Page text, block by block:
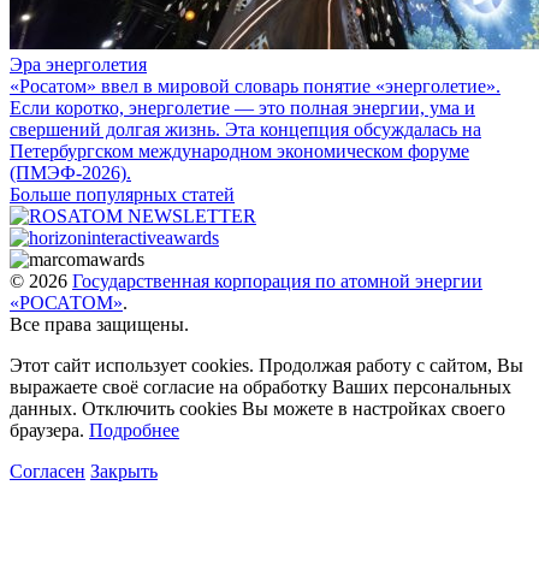
Эра энерголетия
«Росатом» ввел в мировой словарь понятие «энерголетие».
Если коротко, энерголетие — это полная энергии, ума и
свершений долгая жизнь. Эта концепция обсуждалась на
Петербургском международном экономическом форуме
(ПМЭФ-2026).
Больше популярных статей
© 2026 Государственная корпорация по атомной энергии
«РОСАТОМ».
Все права защищены.
Этот сайт использует cookies. Продолжая работу с сайтом, Вы
выражаете своё согласие на обработку Ваших персональных
данных. Отключить cookies Вы можете в настройках своего
браузера. Подробнее
Согласен Закрыть